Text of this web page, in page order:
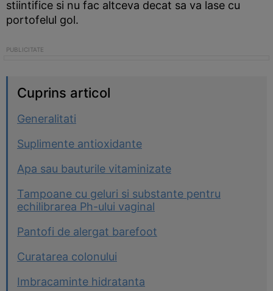
stiintifice si nu fac altceva decat sa va lase cu
portofelul gol.
Cuprins articol
Generalitati
Suplimente antioxidante
Apa sau bauturile vitaminizate
Tampoane cu geluri si substante pentru
echilibrarea Ph-ului vaginal
Pantofi de alergat barefoot
Curatarea colonului
Imbracaminte hidratanta